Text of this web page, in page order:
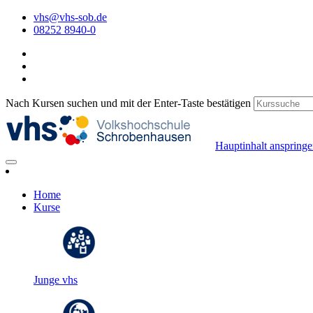
vhs@vhs-sob.de
08252 8940-0
Nach Kursen suchen und mit der Enter-Taste bestätigen
Hauptinhalt
Home
Kurse
Junge vhs